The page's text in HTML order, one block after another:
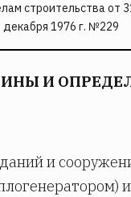
строительства от
декабря 1976 г. №229
И
и